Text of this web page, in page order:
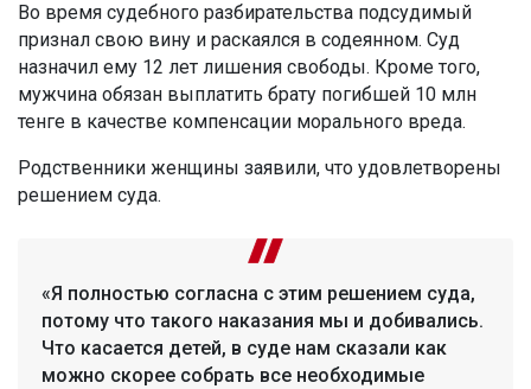
Во время судебного разбирательства подсудимый
признал свою вину и раскаялся в содеянном. Суд
назначил ему 12 лет лишения свободы. Кроме того,
мужчина обязан выплатить брату погибшей 10 млн
тенге в качестве компенсации морального вреда.
Родственники женщины заявили, что удовлетворены
решением суда.
«Я полностью согласна с этим решением суда,
потому что такого наказания мы и добивались.
Что касается детей, в суде нам сказали как
можно скорее собрать все необходимые